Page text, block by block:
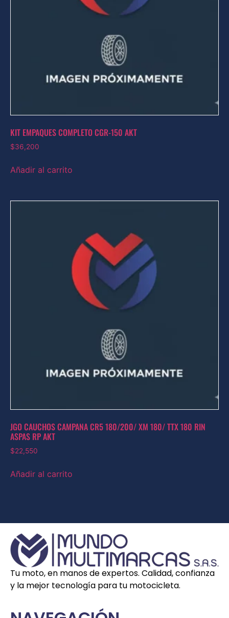
KIT EMPAQUES COMPLETO CGR-150 AKT
$36,200
Añadir al carrito
JGO CAUCHOS CAMPANA CR5 180/200/ XM 180/ TTX 180 RIN
ASPAS RP AKT
$22,550
Añadir al carrito
Tu moto, en manos de expertos. Calidad, confianza
y la mejor tecnología para tu motocicleta.